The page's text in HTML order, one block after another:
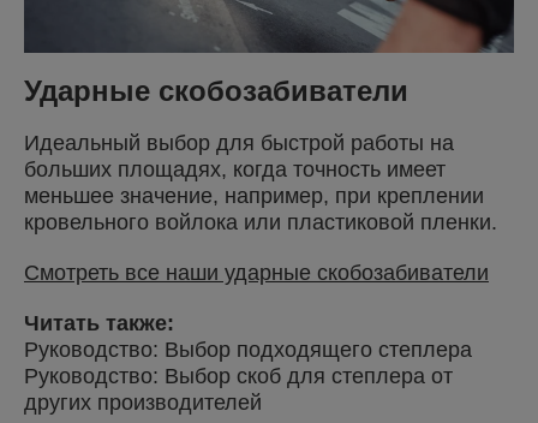
Ударные скобозабиватели
Идеальный выбор для быстрой работы на
больших площадях, когда точность имеет
меньшее значение, например, при креплении
кровельного войлока или пластиковой пленки.
Смотреть все наши ударные скобозабиватели
Читать также:
Руководство: Выбор подходящего степлера
Руководство: Выбор скоб для степлера от
других производителей